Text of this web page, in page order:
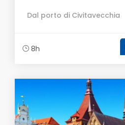
Dal porto di Civitavecchia
8h